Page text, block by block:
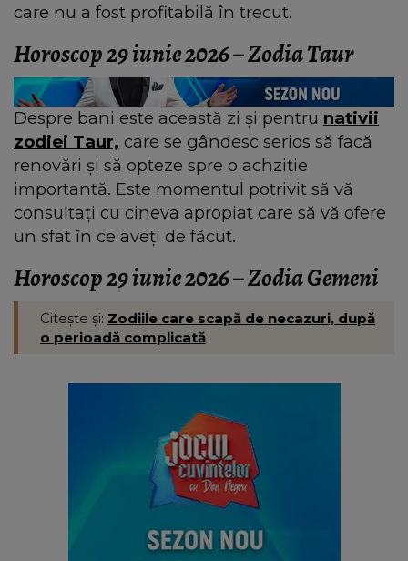
care nu a fost profitabilă în trecut.
Horoscop 29 iunie 2026 – Zodia Taur
Despre bani este această zi și pentru nativii
zodiei Taur, care se gândesc serios să facă
renovări și să opteze spre o achziție
importantă. Este momentul potrivit să vă
consultați cu cineva apropiat care să vă ofere
un sfat în ce aveți de făcut.
Horoscop 29 iunie 2026 – Zodia Gemeni
Citește și: Zodiile care scapă de necazuri, după
o perioadă complicată